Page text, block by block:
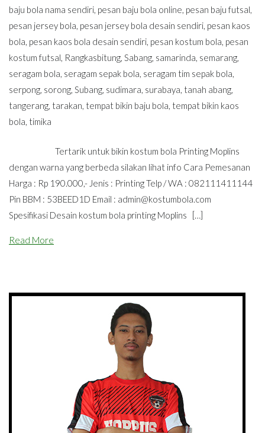
baju bola nama sendiri, pesan baju bola online, pesan baju futsal,
pesan jersey bola, pesan jersey bola desain sendiri, pesan kaos
bola, pesan kaos bola desain sendiri, pesan kostum bola, pesan
kostum futsal, Rangkasbitung, Sabang, samarinda, semarang,
seragam bola, seragam sepak bola, seragam tim sepak bola,
serpong, sorong, Subang, sudimara, surabaya, tanah abang,
tangerang, tarakan, tempat bikin baju bola, tempat bikin kaos
bola, timika
Tertarik untuk bikin kostum bola Printing Moplins
dengan warna yang berbeda silakan lihat info Cara Pemesanan
Harga : Rp 190.000,- Jenis : Printing Telp / WA : 082111411144
Pin BBM : 53BEED1D Email : admin@kostumbola.com
Spesifikasi Desain kostum bola printing Moplins […]
Read More